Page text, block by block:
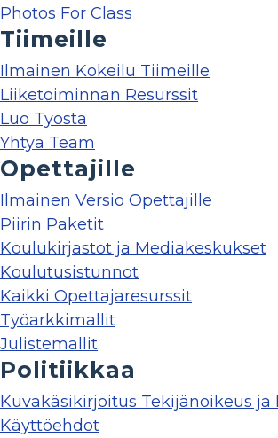
Photos For Class
Tiimeille
Ilmainen Kokeilu Tiimeille
Liiketoiminnan Resurssit
Luo Työstä
Yhtyä Team
Opettajille
Ilmainen Versio Opettajille
Piirin Paketit
Koulukirjastot ja Mediakeskukset
Koulutusistunnot
Kaikki Opettajaresurssit
Työarkkimallit
Julistemallit
Politiikkaa
Kuvakäsikirjoitus Tekijänoikeus ja
Käyttöehdot